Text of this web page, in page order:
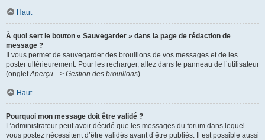
Haut
À quoi sert le bouton « Sauvegarder » dans la page de rédaction de
message ?
Il vous permet de sauvegarder des brouillons de vos messages et de les
poster ultérieurement. Pour les recharger, allez dans le panneau de l’utilisateur
(ongletAperçu --> Gestion des brouillons).
Haut
Pourquoi mon message doit être validé ?
L’administrateur peut avoir décidé que les messages du forum dans lequel
vous postez nécessitent d’être validés avant d’être publiés. Il est possible aussi